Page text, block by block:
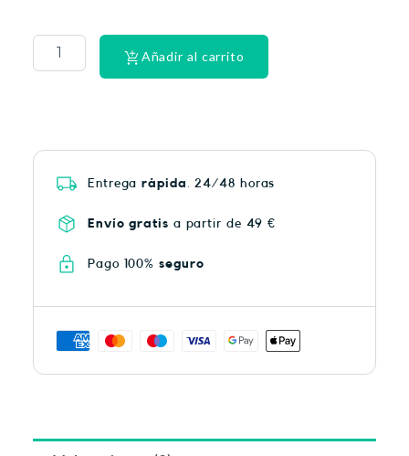
Roche
Posay
Anthelios
Añadir al carrito
Entregarápida . 24/48 horas
Envío gratis a partir de 49 €
Pago 100% seguro